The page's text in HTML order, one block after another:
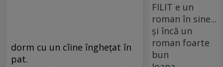
dorm cu un cîine îngheţat în
pat.
FILIT e un
roman în sine...
și încă un
roman foarte
bun